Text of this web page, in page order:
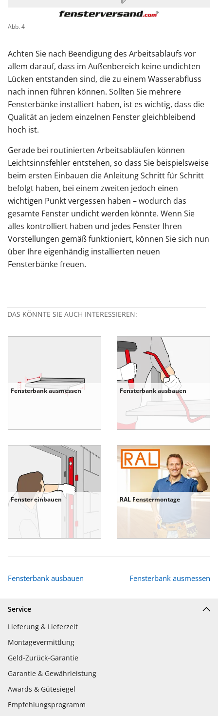
Abb. 4
Achten Sie nach Beendigung des Arbeitsablaufs vor
allem darauf, dass im Außenbereich keine undichten
Lücken entstanden sind, die zu einem Wasserabfluss
nach innen führen können. Sollten Sie mehrere
Fensterbänke installiert haben, ist es wichtig, dass die
Qualität an jedem einzelnen Fenster gleichbleibend
hoch ist.
Gerade bei routinierten Arbeitsabläufen können
Leichtsinnsfehler entstehen, so dass Sie beispielsweise
beim ersten Einbauen die Anleitung Schritt für Schritt
befolgt haben, bei einem zweiten jedoch einen
wichtigen Punkt vergessen haben – wodurch das
gesamte Fenster undicht werden könnte. Wenn Sie
alles kontrolliert haben und jedes Fenster Ihren
Vorstellungen gemäß funktioniert, können Sie sich nun
über Ihre eigenhändig installierten neuen
Fensterbänke freuen.
DAS KÖNNTE SIE AUCH INTERESSIEREN:
Fensterbank ausmessen Fensterbank ausbauen
Fenster einbauen RAL Fenstermontage
Fensterbank ausbauen Fensterbank ausmessen
Service
Lieferung & Lieferzeit
Montagevermittlung
Geld-Zurück-Garantie
Garantie & Gewährleistung
Awards & Gütesiegel
Empfehlungsprogramm